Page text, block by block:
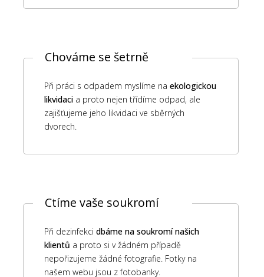
Chováme se šetrně
Při práci s odpadem myslíme na ekologickou
likvidacia proto nejen třídíme odpad, ale
zajišťujeme jeho likvidaci ve sběrných
dvorech.
Ctíme vaše soukromí
Při dezinfekci dbáme na soukromí našich
klientů a proto si v žádném případě
nepořizujeme žádné fotografie. Fotky na
našem webu jsou z fotobanky.